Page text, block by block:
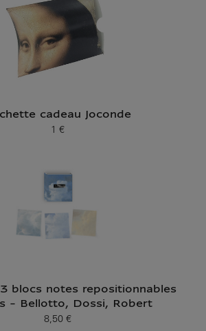
cadeau Joconde
Prix ​​actuel
1 €
blocs notes repositionnables
- Bellotto, Dossi, Robert
Prix ​​actuel
8,50 €